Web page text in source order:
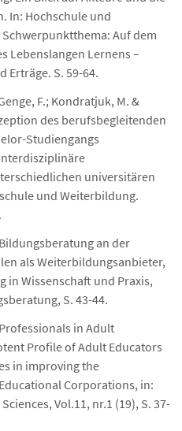
In: Hochschule und
Auf dem
Lebenslangen Lernens –
Erträge. S. 59-64.
F.; Kondratjuk, M. &
des berufsbegleitenden
Studiengangs
universitären
und Weiterbildung.
an der
als Weiterbildungsanbieter,
in Wissenschaft und Praxis,
S. 43-44.
in Adult
Profile of Adult Educators
in improving the
Corporations, in:
Vol.11, nr.1 (19), S. 37-